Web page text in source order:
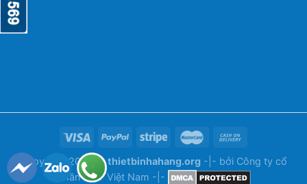
Copyright 2026 ©thietbinhahang.org -|- bởi Công ty cổ
phần ANY Việt Nam -|-